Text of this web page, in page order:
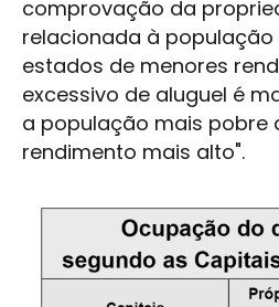
comprovação da
relacionada à
estados de menores
excessivo de aluguel é
a população mais pobre
rendimento mais alto".